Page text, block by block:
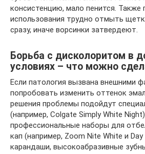
консистенцию, мало пенится. Также
использования трудно отмыть
сразу, иначе ворсинки затвердеют.
Борьба с дисколоритом в
условиях – что можно
Если патология вызвана внешними
попробовать изменить оттенок
решения проблемы подойдут
(например, Colgate Simply White
профессиональные наборы для
кап (например, Zoom Nite White и
карандаши, высокоабразивные